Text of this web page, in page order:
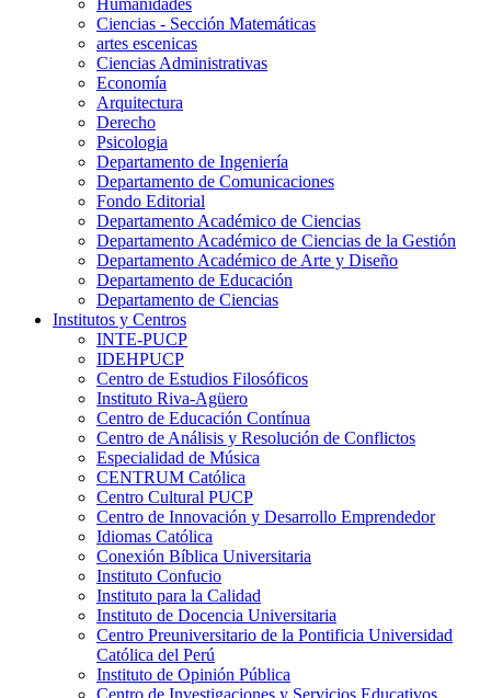
Humanidades
Ciencias - Sección Matemáticas
artes escenicas
Ciencias Administrativas
Economía
Arquitectura
Derecho
Psicologia
Departamento de Ingeniería
Departamento de Comunicaciones
Fondo Editorial
Departamento Académico de Ciencias
Departamento Académico de Ciencias de la Gestión
Departamento Académico de Arte y Diseño
Departamento de Educación
Departamento de Ciencias
Institutos y Centros
INTE-PUCP
IDEHPUCP
Centro de Estudios Filosóficos
Instituto Riva-Agüero
Centro de Educación Contínua
Centro de Análisis y Resolución de Conflictos
Especialidad de Música
CENTRUM Católica
Centro Cultural PUCP
Centro de Innovación y Desarrollo Emprendedor
Idiomas Católica
Conexión Bíblica Universitaria
Instituto Confucio
Instituto para la Calidad
Instituto de Docencia Universitaria
Centro Preuniversitario de la Pontificia Universidad
Católica del Perú
Instituto de Opinión Pública
Centro de Investigaciones y Servicios Educativos